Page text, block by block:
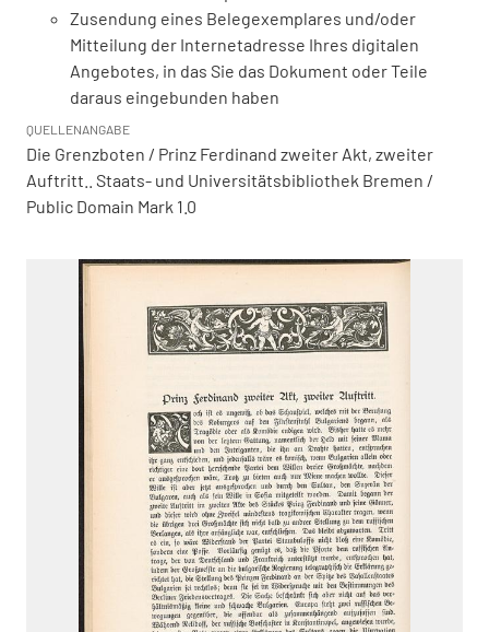
Zusendung eines Belegexemplares und/oder
Mitteilung der Internetadresse Ihres digitalen
Angebotes, in das Sie das Dokument oder Teile
daraus eingebunden haben
QUELLENANGABE
Die Grenzboten / Prinz Ferdinand zweiter Akt, zweiter
Auftritt.. Staats- und Universitätsbibliothek Bremen /
Public Domain Mark 1.0